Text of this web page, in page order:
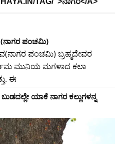
(ನಾಗರ ಪಂಚಮಿ)
ಪಂಚಮಿ) ಬ್ರಹ್ಮದೇವರ
ಮುನಿಯ ಮಗಳಾದ ಕಲಾ
ಈ
ಯಾಕೆ ನಾಗರ ಕಲ್ಲುಗಳನ್ನ